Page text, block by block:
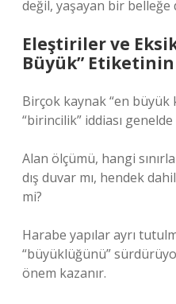
değil, yaşayan bir
Eleştiriler ve
Büyük” Etiketinin
Birçok kaynak “en büyük
“birincilik” iddiası genelde
Alan ölçümü, hangi
dış duvar mı, hendek
mi?
Harabe yapılar ayrı
“büyüklüğünü”
önem kazanır.